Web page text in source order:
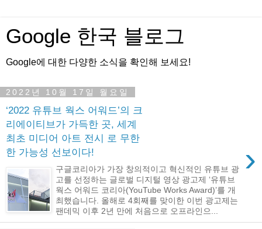
Google 한국 블로그
Google에 대한 다양한 소식을 확인해 보세요!
2022년 10월 17일 월요일
‘2022 유튜브 웍스 어워드’의 크
리에이티브가 가득한 곳, 세계
최초 미디어 아트 전시 로 무한
한 가능성 선보이다!
›
구글코리아가 가장 창의적이고 혁신적인 유튜브 광
고를 선정하는 글로벌 디지털 영상 광고제 ‘유튜브
웍스 어워드 코리아(YouTube Works Award)’를 개
최했습니다. 올해로 4회째를 맞이한 이번 광고제는
팬데믹 이후 2년 만에 처음으로 오프라인으...